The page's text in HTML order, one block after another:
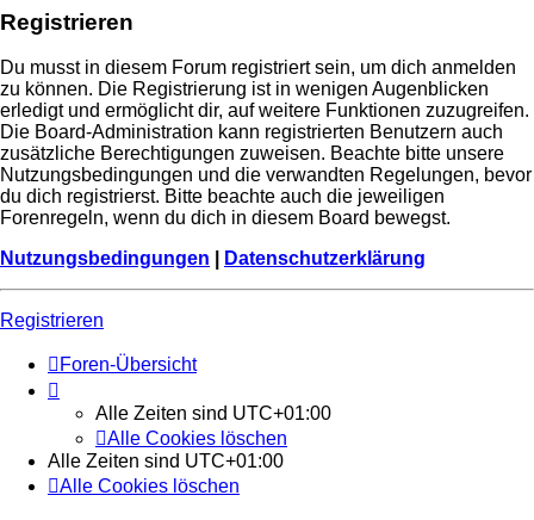
Registrieren
Du musst in diesem Forum registriert sein, um dich anmelden
zu können. Die Registrierung ist in wenigen Augenblicken
erledigt und ermöglicht dir, auf weitere Funktionen zuzugreifen.
Die Board-Administration kann registrierten Benutzern auch
zusätzliche Berechtigungen zuweisen. Beachte bitte unsere
Nutzungsbedingungen und die verwandten Regelungen, bevor
du dich registrierst. Bitte beachte auch die jeweiligen
Forenregeln, wenn du dich in diesem Board bewegst.
Nutzungsbedingungen
Datenschutzerklärung
Registrieren
Foren-Übersicht
Alle Zeiten sind UTC+01:00
Alle Cookies löschen
Alle Zeiten sind UTC+01:00
Alle Cookies löschen